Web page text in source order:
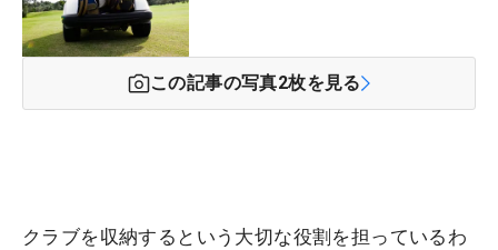
この記事の写真2枚を見る
クラブを収納するという大切な役割を担っているわ